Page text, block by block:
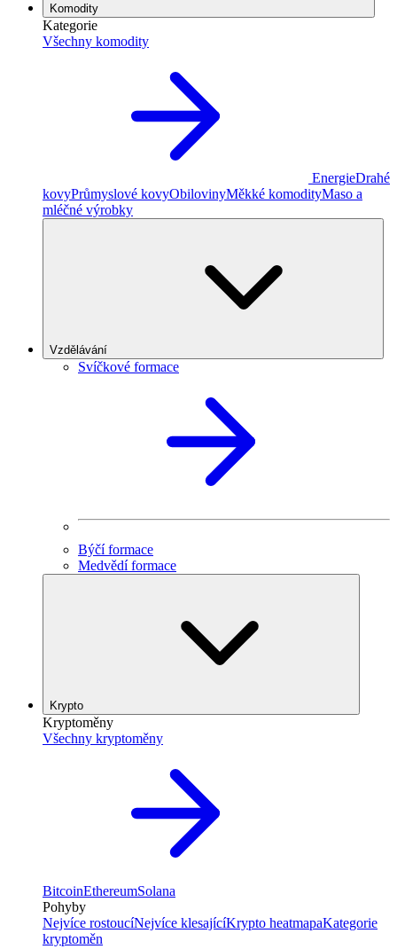
Komodity
Kategorie
Všechny komodity
EnergieDrahé
kovyPrůmyslové kovyObilovinyMěkké komodityMaso a
mléčné výrobky
Vzdělávání
Svíčkové formace
Býčí formace
Medvědí formace
Krypto
Kryptoměny
Všechny kryptoměny
BitcoinEthereumSolana
Pohyby
Nejvíce rostoucíNejvíce klesajícíKrypto heatmapaKategorie
kryptoměn